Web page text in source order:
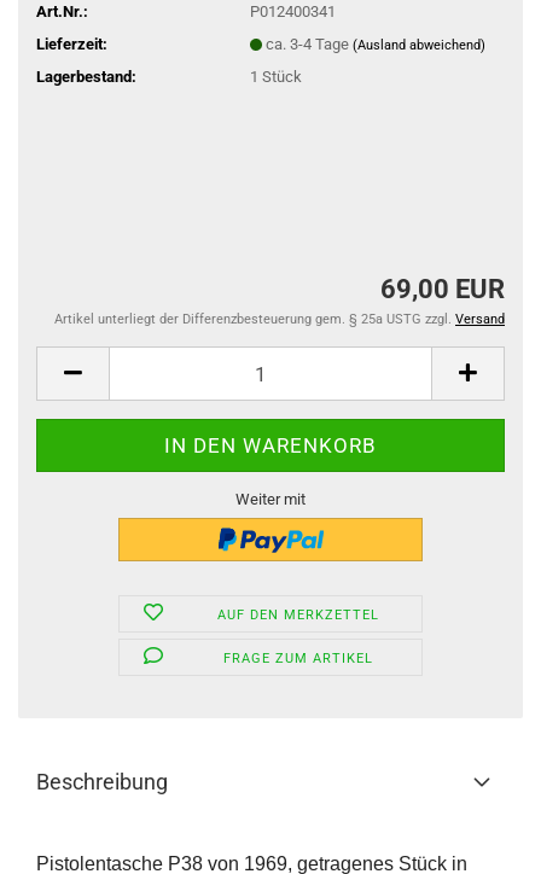
Art.Nr.:
P012400341
Lieferzeit:
ca. 3-4 Tage (Ausland abweichend)
Lagerbestand: 1 Stück
69,00 EUR
Artikel unterliegt der Differenzbesteuerung gem. § 25a USTG zzgl. Versand
Weiter mit
AUF DEN MERKZETTEL
FRAGE ZUM ARTIKEL
Beschreibung
Pistolentasche P38 von 1969, getragenes Stück in